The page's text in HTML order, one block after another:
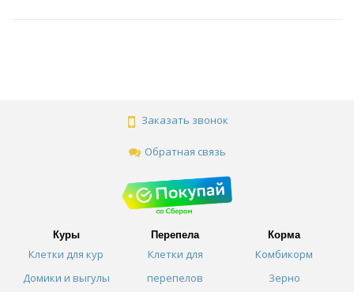
Заказать звонок
Обратная связь
Куры
Клетки для кур
Домики и выгулы
Перепела
Клетки для
перепелов
Корма
Комбикорм
Зерно